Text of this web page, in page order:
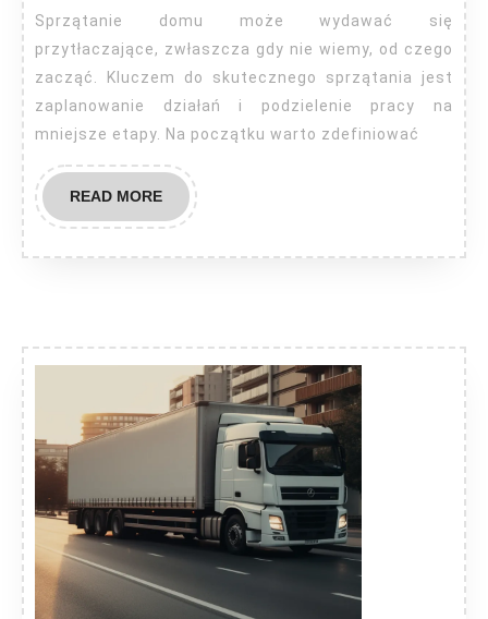
czego
zacząć
Sprzątanie domu może wydawać się
przytłaczające, zwłaszcza gdy nie wiemy, od czego
zacząć. Kluczem do skutecznego sprzątania jest
zaplanowanie działań i podzielenie pracy na
mniejsze etapy. Na początku warto zdefiniować
READ MOREREAD
MORE